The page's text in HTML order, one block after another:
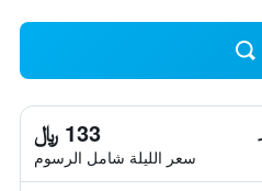
133 ﷼
سعر الليلة شامل الرسوم